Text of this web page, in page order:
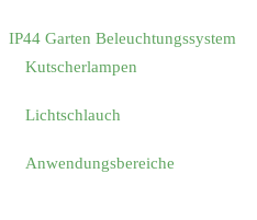
IP44 Garten Beleuchtungssystem
Kutscherlampen
Lichtschlauch
Anwendungsbereiche